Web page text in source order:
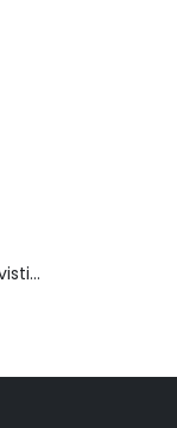
Uvod u opštu lingvistiku